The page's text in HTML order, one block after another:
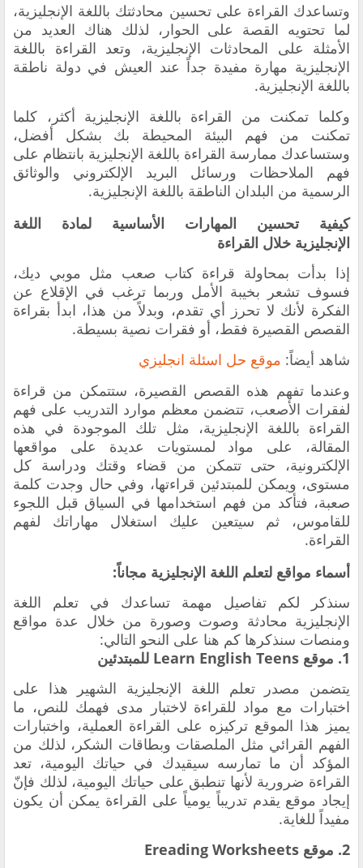
وتساعدك القراءة على تحسين محادثتك باللغة الإنجليزية،
لما تحتويه القصة على الحوار، لذلك هناك العديد من
الأمثلة على المحادثات الإنجليزية، وتعد القراءة باللغة
الإنجليزية مهارة مفيدة جداً عند العيش في دولة ناطقة
باللغة الإنجليزية.
وكلما تمكنت من القراءة باللغة الإنجليزية أكثر، كلما
تمكنت من فهم البيئة المحيطة بك بشكل أفضل،
وستساعدك ممارسة القراءة باللغة الإنجليزية بانتظام على
فهم الملاحظات ورسائل البريد الإلكتروني والوثائق
الرسمية من البلدان الناطقة باللغة الإنجليزية.
كيفية تحسين المهارات الأساسية لمادة اللغة
الإنجليزية خلال القراءة
إذا بدأت بمحاولة قراءة كتاب صعب مثل موبي ديك،
فسوف تشعر بخيبة الأمل وربما ترغب في الإقلاع عن
الفكرة لأنك لا تحرز أي تقدم، وبدلاً من هذا، ابدأ بقراءة
القصص القصيرة فقط، أو فقرات نصية بسيطة.
شاهد أيضاً: موقع حل اسئلة انجليزي
وعندما تفهم هذه القصص القصيرة، ستتمكن من قراءة
لفقرات الأصعب، تتضمن معظم موارد التدريب على فهم
القراءة باللغة الإنجليزية، مثل تلك الموجودة في هذه
المقالة، على مواد لمستويات عديدة على مواقعها
الإلكترونية، حتى تتمكن من قضاء وقتك ودراسة كل
مستوى، ويمكن للمبتدئين قراءتها، وفي حال وجدت كلمة
صعبة، فتأكد من فهم استخدامها في السياق قبل اللجوء
للقاموس، ثم سيتعين عليك استغلال مهاراتك لفهم
القراءة.
أسماء مواقع لتعلم اللغة الإنجليزية مجاناً:
سنذكر لكم تفاصيل مهمة تساعدك في تعلم اللغة
الإنجليزية محادثة وصوت وصورة من خلال عدة مواقع
ومنصات سنذكرها كم هنا على النحو التالي:
1. موقع Learn English Teens للمبتدئين
يتضمن مصدر تعلم اللغة الإنجليزية الشهير هذا على
اختبارات مع مواد للقراءة لاختبار مدى فهمك للنص، ما
يميز هذا الموقع تركيزه على القراءة العملية، واختبارات
الفهم القرائي مثل الملصقات وبطاقات الشكر، لذلك من
المؤكد أن ما تمارسه سيقيدك في حياتك اليومية، تعد
القراءة ضرورية لأنها تنطبق على حياتك اليومية، لذلك فإنّ
إيجاد موقع يقدم تدريباً يومياً على القراءة يمكن أن يكون
مفيداً للغاية.
2. موقع Ereading Worksheets